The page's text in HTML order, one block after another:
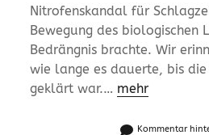
Nitrofenskandal für
Bewegung des biologischen
Bedrängnis brachte. Wir
wie lange es dauerte, bis
geklärt war.… mehr
Kommentar